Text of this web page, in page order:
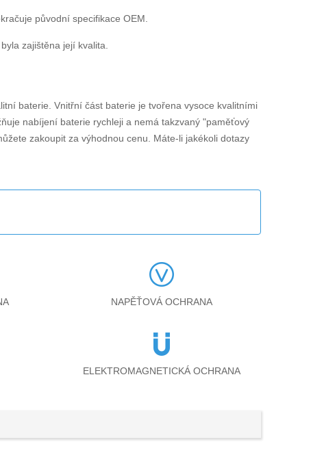
původní specifikace OEM.
zajištěna její kvalita.
baterie. Vnitřní část baterie je tvořena vysoce kvalitními
nabíjení baterie rychleji a nemá takzvaný "paměťový
zakoupit za výhodnou cenu. Máte-li jakékoli dotazy
NAPĚŤOVÁ OCHRANA
ELEKTROMAGNETICKÁ OCHRANA